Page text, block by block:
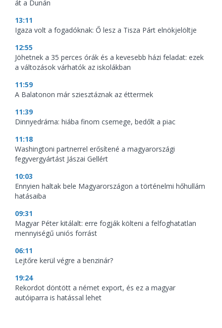
át a Dunán
13:11
Igaza volt a fogadóknak: Ő lesz a Tisza Párt elnökjelöltje
12:55
Jöhetnek a 35 perces órák és a kevesebb házi feladat: ezek
a változások várhatók az iskolákban
11:59
A Balatonon már sziesztáznak az éttermek
11:39
Dinnyedráma: hiába finom csemege, bedőlt a piac
11:18
Washingtoni partnerrel erősítené a magyarországi
fegyvergyártást Jászai Gellért
10:03
Ennyien haltak bele Magyarországon a történelmi hőhullám
hatásaiba
09:31
Magyar Péter kitálalt: erre fogják költeni a felfoghatatlan
mennyiségű uniós forrást
06:11
Lejtőre kerül végre a benzinár?
19:24
Rekordot döntött a német export, és ez a magyar
autóiparra is hatással lehet